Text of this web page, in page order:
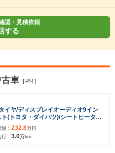
認・見積依頼
する
車 ［PR］
イヤ/ディスプレイオーディオ9イン
(トヨタ・ダイハツ)/シートヒーター
ューモニター/車線逸脱防止支援シス
LED
額： 232.8万円
行： 3.0万km
90 日で破棄されます